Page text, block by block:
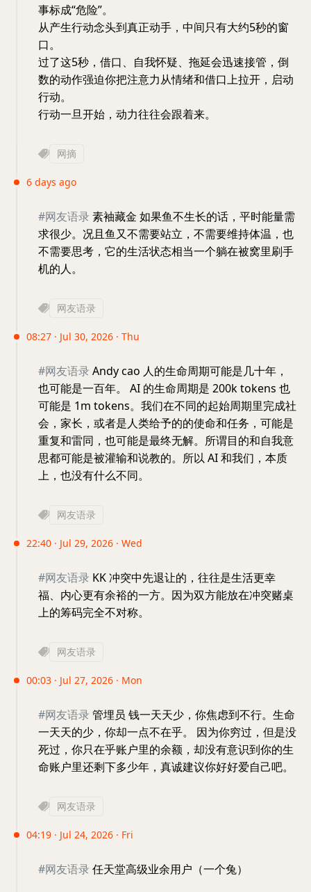
事标成“危险”。
从产生行动念头到真正动手，中间只有大约5秒的窗
口。
过了这5秒，借口、自我怀疑、拖延会迅速接管，倒
数的动作强迫你把注意力从情绪和借口上拉开，启动
行动。
行动一旦开始，动力往往会跟着来。
网摘
6 days ago
#网友语录 素袖藏金 如果鱼不生长的话，平时能量需
求很少。况且鱼又不需要站立，不需要维持体温，也
不需要思考，它的生活状态相当一个躺在被窝里刷手
机的人。
网友语录
08:27 · Jul 30, 2026 · Thu
#网友语录 Andy cao 人的生命周期可能是几十年，
也可能是一百年。 AI 的生命周期是 200k tokens 也
可能是 1m tokens。我们在不同的起始周期里完成社
会，家长，或者是人类给予的的使命和任务，可能是
重复和雷同，也可能是最终无解。所谓目的和自我意
思都可能是被灌输和说教的。所以 AI 和我们，本质
上，也没有什么不同。
网友语录
22:40 · Jul 29, 2026 · Wed
#网友语录 KK 冲突中先退让的，往往是生活更幸
福、内心更有余裕的一方。因为双方能放在冲突赌桌
上的筹码完全不对称。
网友语录
00:03 · Jul 27, 2026 · Mon
#网友语录 管埋员 钱一天天少，你焦虑到不行。生命
一天天的少，你却一点不在乎。 因为你穷过，但是没
死过，你只在乎账户里的余额，却没有意识到你的生
命账户里还剩下多少年，真诚建议你好好爱自己吧。
网友语录
04:19 · Jul 24, 2026 · Fri
#网友语录 任天堂高级业余用户（一个兔）